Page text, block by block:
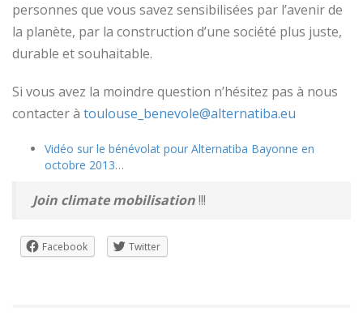
personnes que vous savez sensibilisées par l’avenir de
la planète, par la construction d’une société plus juste,
durable et souhaitable.
Si vous avez la moindre question n’hésitez pas à nous
contacter à toulouse_benevole@alternatiba.eu
Vidéo sur le bénévolat pour Alternatiba Bayonne en
octobre 2013…
Join climate mobilisation!!!
Facebook Twitter